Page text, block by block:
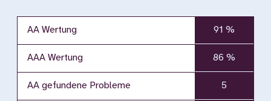
AA Wertung 91 %
AAA Wertung 86 %
AA gefundene Probleme 5